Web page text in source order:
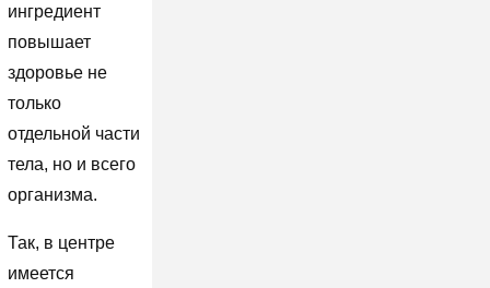
ингредиент
повышает
здоровье не
только
отдельной части
тела, но и всего
организма.
Так, в центре
имеется